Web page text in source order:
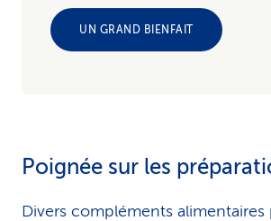
UN GRAND BIENFAIT
Poignée sur les
Divers compléments alimentaires